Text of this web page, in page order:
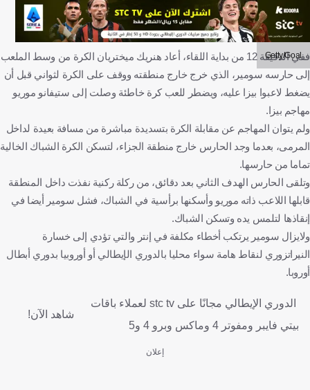
Getty/Goal
ففي الدقيقة 12 من بداية اللقاء، أعاد هنريك ميختريان الكرة من وسط الملعب
إلى حارسه سومير، الذي خرج خارج منطقته ووقف على الكرة لثواني قبل أن
يضغط لاعبوا بيزا عليه، ويضطر للعب كرة خاطئة وصلت إلى ستيفانو موريو
مهاجم بيزا.
ولم يتوان المهاجم عن مقابلة الكرة بتسديدة مباشرة من مسافة بعيدة لداخل
المرمى، بعدما وجد الحارس خارج منطقة الجزاء، لتسكن الكرة الشباك الخالية
تماما من حارسها.
وتلقى الحارس الهدف الثاني بعد دقائق، من ركلة ركنية نفذت داخل المنطقة
قابلها اللاعب ذاته موريو وأسكنها برأسية في الشباك، فشل سومير أيضا في
إنقاذها لتلمس يده وتسكن الشباك.
ولايزال سومير يرتكب أخطاء مكلفة في إنتر والتي تؤدي إلى خسارة
النيراتزوري لنقاط هامة سواء محليا بالدوري الإيطالي أو أوروبيا بدوري أبطال
أوروبا.
الدوري الإيطالي مجانًا على stc tv لعملاء باقات
بيتي فايبر ومفوتر 4 وماكس وبرو 4 و5
شاهد الآن!
إعلان